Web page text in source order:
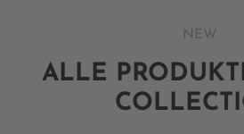
NEW
ALLE